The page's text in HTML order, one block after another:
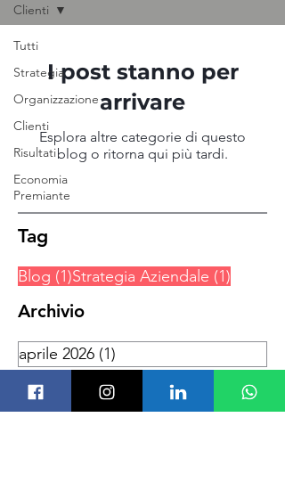
Tutti
Strategia
Organizzazione
Clienti
Risultati
Economia
Premiante
Clienti
I post stanno per
arrivare
Esplora altre categorie di questo
blog o ritorna qui più tardi.
Tag
Blog (1)1 post
Strategia Aziendale (1)
Archivio
aprile 2026 (1)